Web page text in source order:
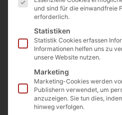
vorgestellt, darunter auch das
Beide Produkte können ab heute
Wer das Pixel 6a bis zum
bekommt kostenlos die Pixel
Euro zu Buche schlagen. Wer die
sehr günstig an ein Pixel Phone.
und sind für die einwandfreie
erforderlich.
Statistiken
Statistik Cookies erfassen
Informationen helfen uns zu
unsere Website nutzen.
Marketing
Marketing-Cookies werden
Publishern verwendet, um
anzuzeigen. Sie tun dies,
hinweg verfolgen.